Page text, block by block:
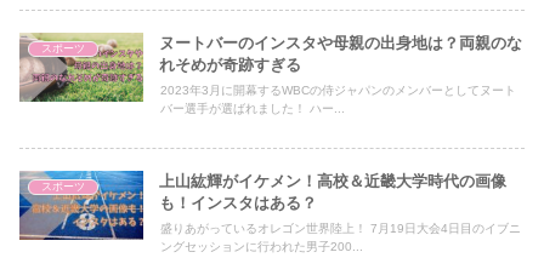
スポーツ
ヌートバーのインスタや母親の出身地は？両親のな
れそめが奇跡すぎる
2023年3月に開幕するWBCの侍ジャパンのメンバーとしてヌート
バー選手が選ばれました！ ハー...
スポーツ
上山紘輝がイケメン！高校＆近畿大学時代の画像
も！インスタはある？
盛りあがっているオレゴン世界陸上！ 7月19日大会4日目のイブニ
ングセッションに行われた男子200...